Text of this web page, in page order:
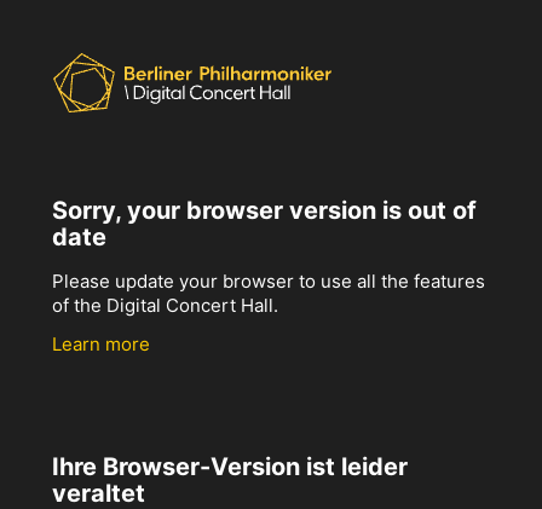
Sorry, your browser version is out of
date
Please update your browser to use all the features
of the Digital Concert Hall.
Learn more
Ihre Browser-Version ist leider
veraltet